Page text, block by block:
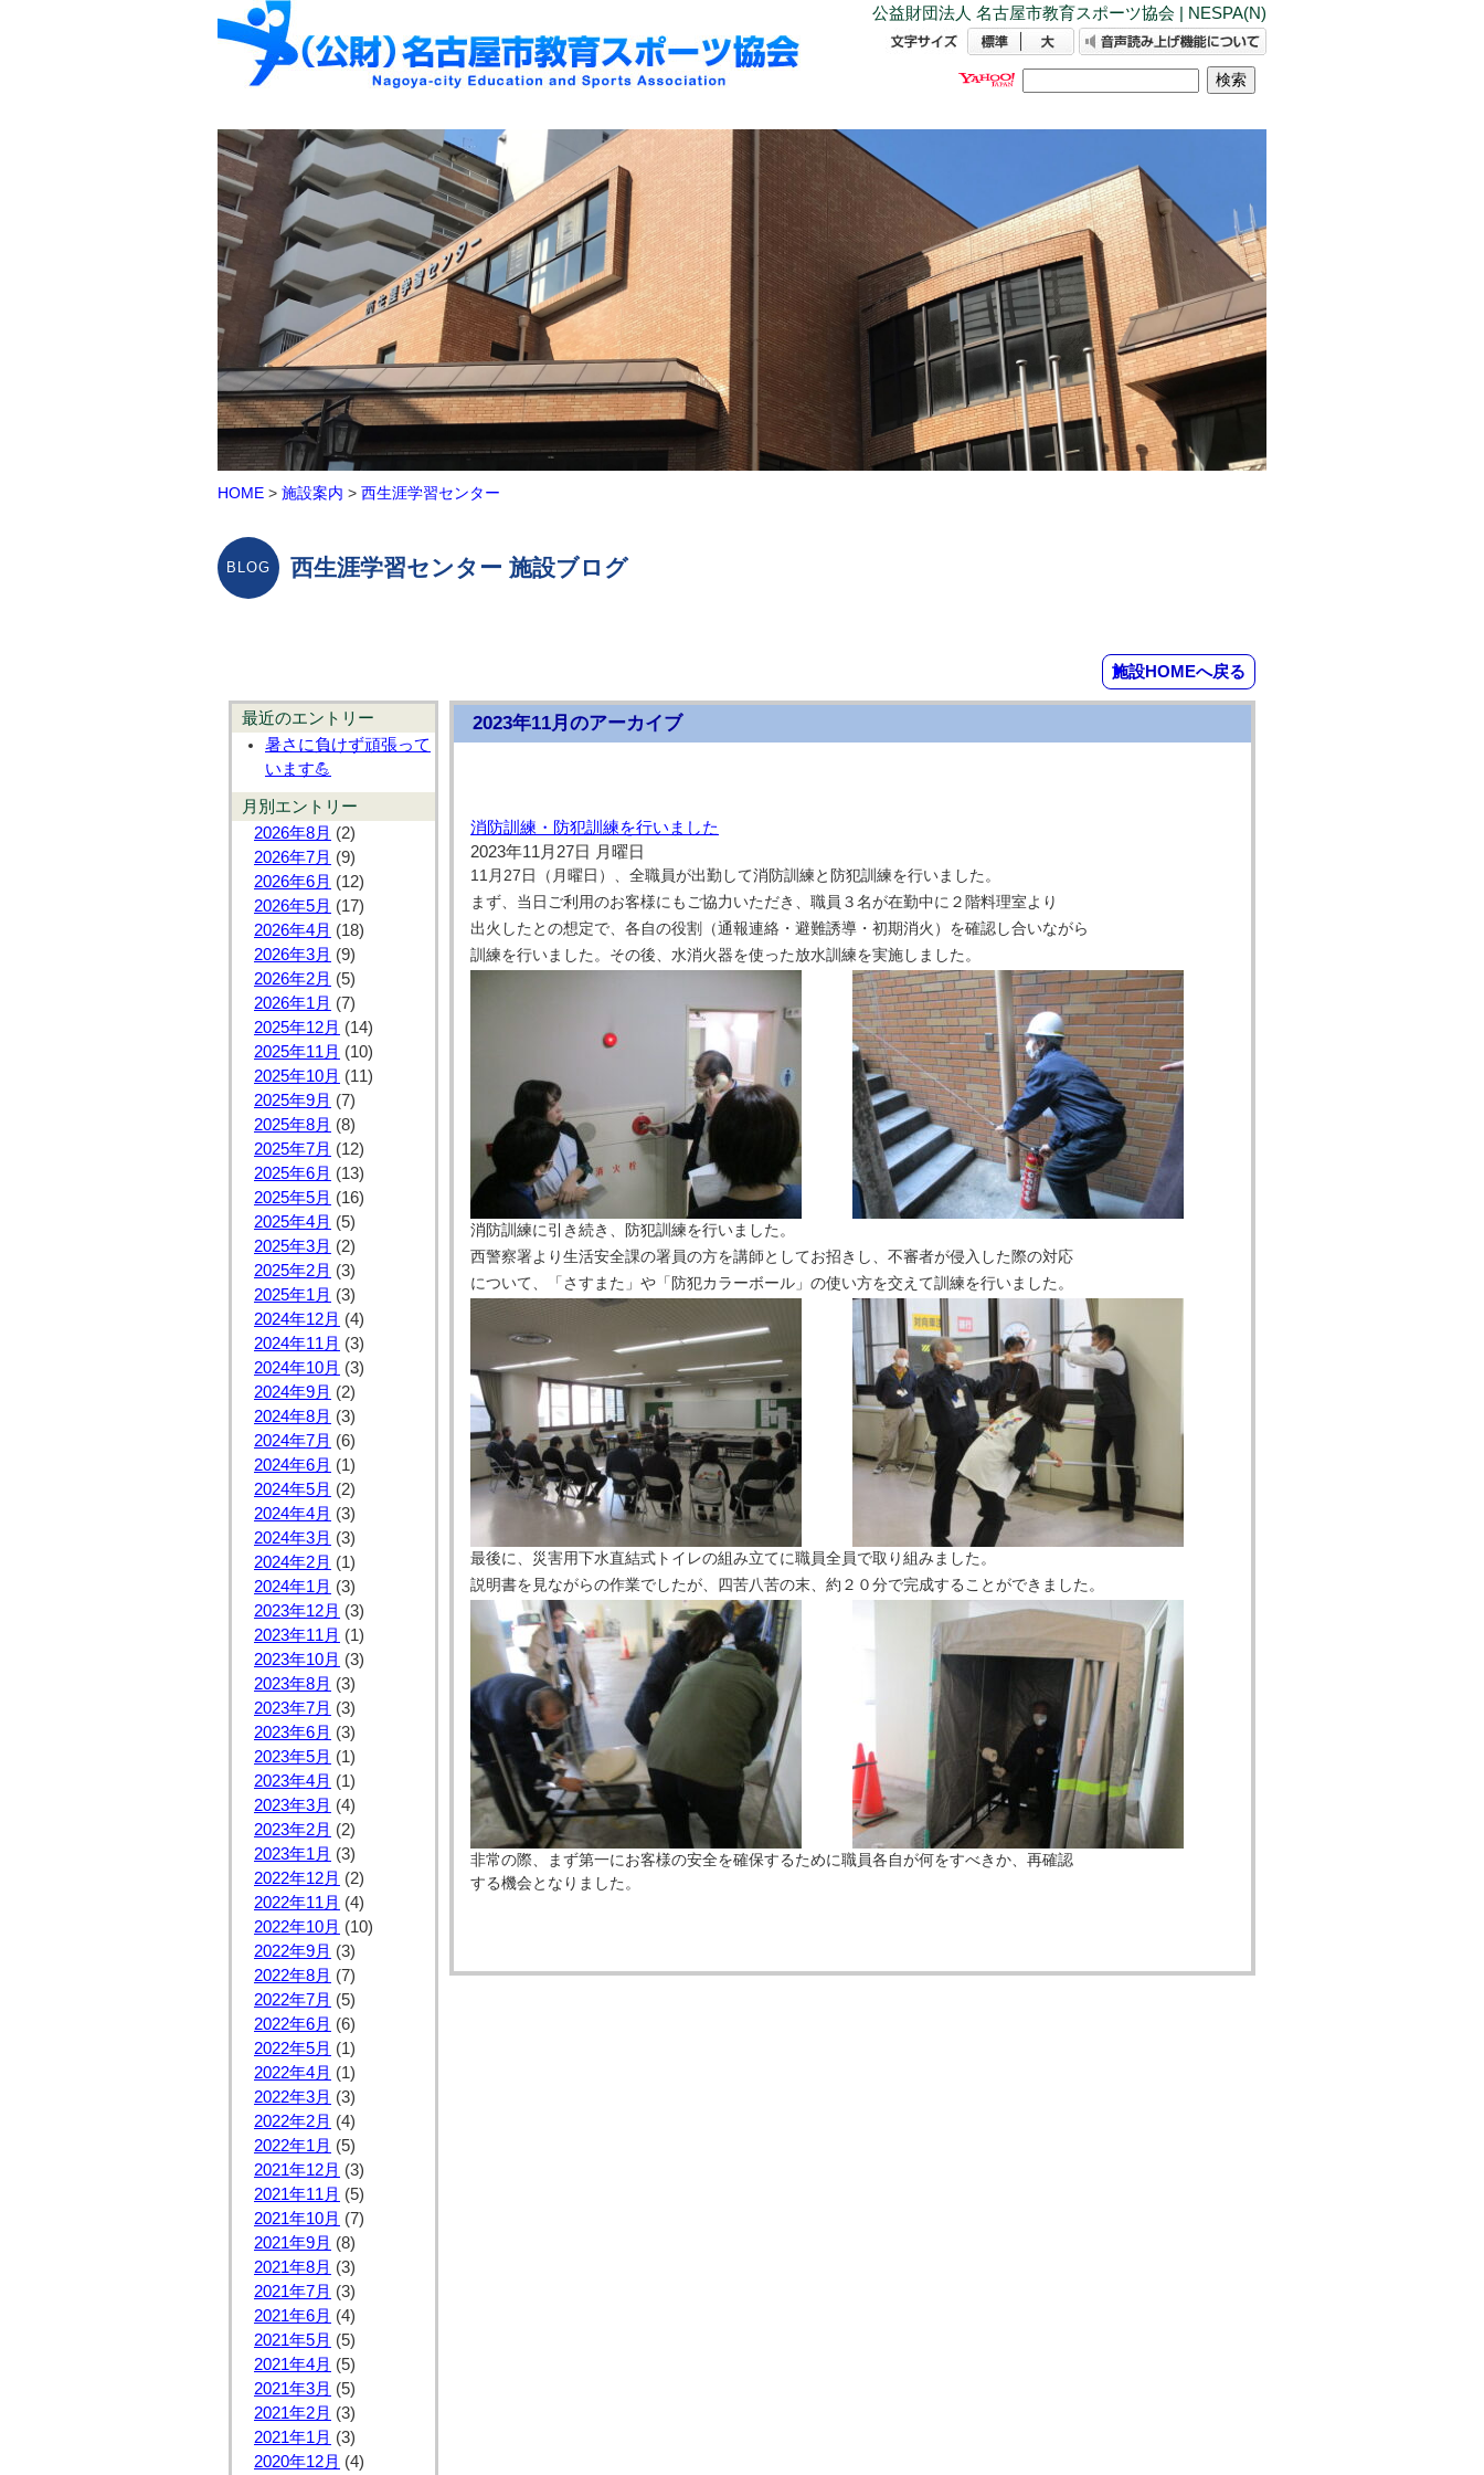
公益財団法人 名古屋市教育スポーツ協会 | NESPA(N)
HOME > 施設案内 > 西生涯学習センター
西生涯学習センター 施設ブログ
施設HOMEへ戻る
最近のエントリー
暑さに負けず頑張って
います💪
月別エントリー
2026年8月 (2)
2026年7月 (9)
2026年6月 (12)
2026年5月 (17)
2026年4月 (18)
2026年3月 (9)
2026年2月 (5)
2026年1月 (7)
2025年12月 (14)
2025年11月 (10)
2025年10月 (11)
2025年9月 (7)
2025年8月 (8)
2025年7月 (12)
2025年6月 (13)
2025年5月 (16)
2025年4月 (5)
2025年3月 (2)
2025年2月 (3)
2025年1月 (3)
2024年12月 (4)
2024年11月 (3)
2024年10月 (3)
2024年9月 (2)
2024年8月 (3)
2024年7月 (6)
2024年6月 (1)
2024年5月 (2)
2024年4月 (3)
2024年3月 (3)
2024年2月 (1)
2024年1月 (3)
2023年12月 (3)
2023年11月 (1)
2023年10月 (3)
2023年8月 (3)
2023年7月 (3)
2023年6月 (3)
2023年5月 (1)
2023年4月 (1)
2023年3月 (4)
2023年2月 (2)
2023年1月 (3)
2022年12月 (2)
2022年11月 (4)
2022年10月 (10)
2022年9月 (3)
2022年8月 (7)
2022年7月 (5)
2022年6月 (6)
2022年5月 (1)
2022年4月 (1)
2022年3月 (3)
2022年2月 (4)
2022年1月 (5)
2021年12月 (3)
2021年11月 (5)
2021年10月 (7)
2021年9月 (8)
2021年8月 (3)
2021年7月 (3)
2021年6月 (4)
2021年5月 (5)
2021年4月 (5)
2021年3月 (5)
2021年2月 (3)
2021年1月 (3)
2020年12月 (4)
2023年11月のアーカイブ
消防訓練・防犯訓練を行いました
2023年11月27日 月曜日
11月27日（月曜日）、全職員が出勤して消防訓練と防犯訓練を行いました。
まず、当日ご利用のお客様にもご協力いただき、職員３名が在勤中に２階料理室より
出火したとの想定で、各自の役割（通報連絡・避難誘導・初期消火）を確認し合いながら
訓練を行いました。その後、水消火器を使った放水訓練を実施しました。
消防訓練に引き続き、防犯訓練を行いました。
西警察署より生活安全課の署員の方を講師としてお招きし、不審者が侵入した際の対応
について、「さすまた」や「防犯カラーボール」の使い方を交えて訓練を行いました。
最後に、災害用下水直結式トイレの組み立てに職員全員で取り組みました。
説明書を見ながらの作業でしたが、四苦八苦の末、約２０分で完成することができました。
非常の際、まず第一にお客様の安全を確保するために職員各自が何をすべきか、再確認
する機会となりました。